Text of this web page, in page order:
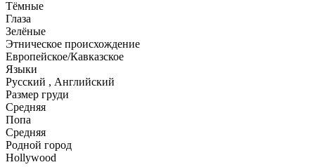
Тёмные
Глаза
Зелёные
Этническое происхождение
Европейское/Кавказское
Языки
Русский , Английский
Размер груди
Средняя
Попа
Средняя
Родной город
Hollywood